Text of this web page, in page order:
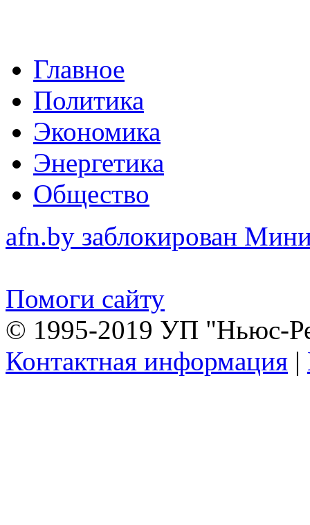
Главное
Политика
Экономика
Энергетика
Общество
afn.by заблокирован
Помоги сайту
© 1995-2019 УП "Ньюс-
Контактная информация |